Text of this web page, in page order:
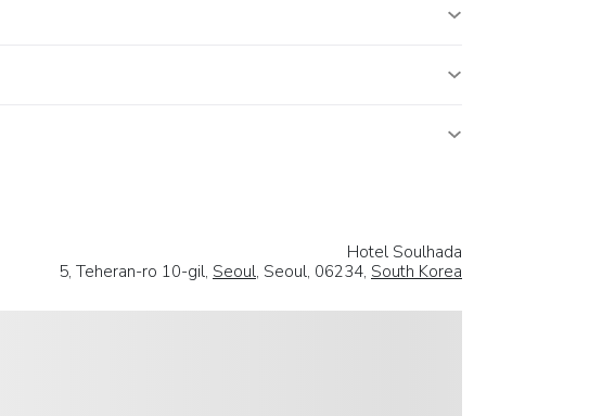
Hotel Soulhada
5, Teheran-ro 10-gil, Seoul, Seoul, 06234, South Korea